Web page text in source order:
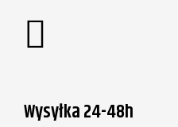
Wysyłka 24-48h